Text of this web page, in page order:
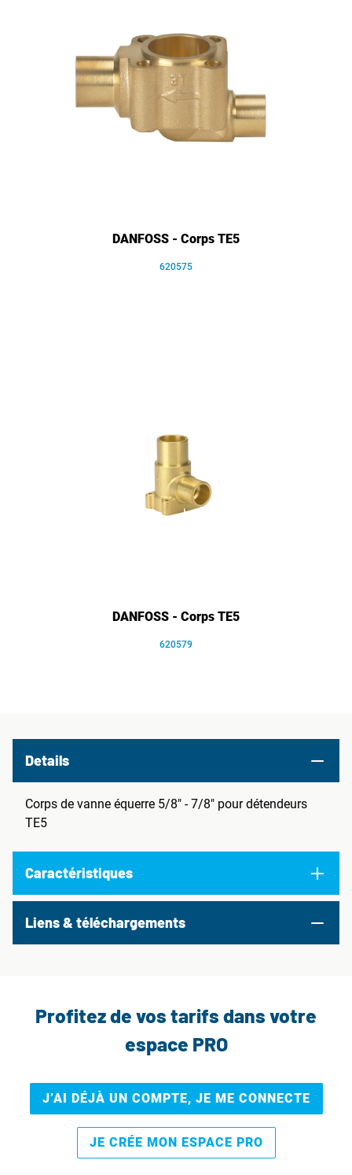
DANFOSS - Corps TE5
620575
DANFOSS - Corps TE5
620579
Details
Corps de vanne équerre 5/8" - 7/8" pour détendeurs
TE5
Caractéristiques
Liens & téléchargements
Profitez de vos tarifs dans votre
espace PRO
J’AI DÉJÀ UN COMPTE, JE ME CONNECTE
JE CRÉE MON ESPACE PRO